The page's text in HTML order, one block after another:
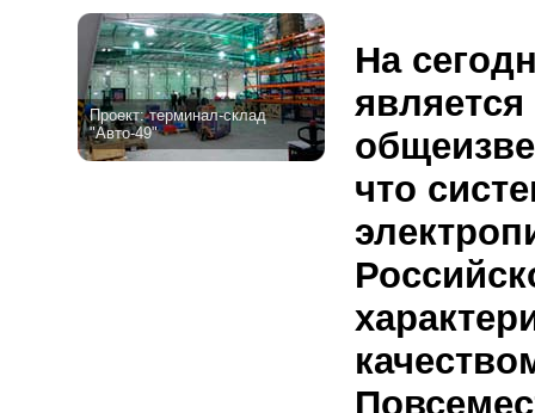
Проект: терминал-склад
"Авто-49"
На
является
что